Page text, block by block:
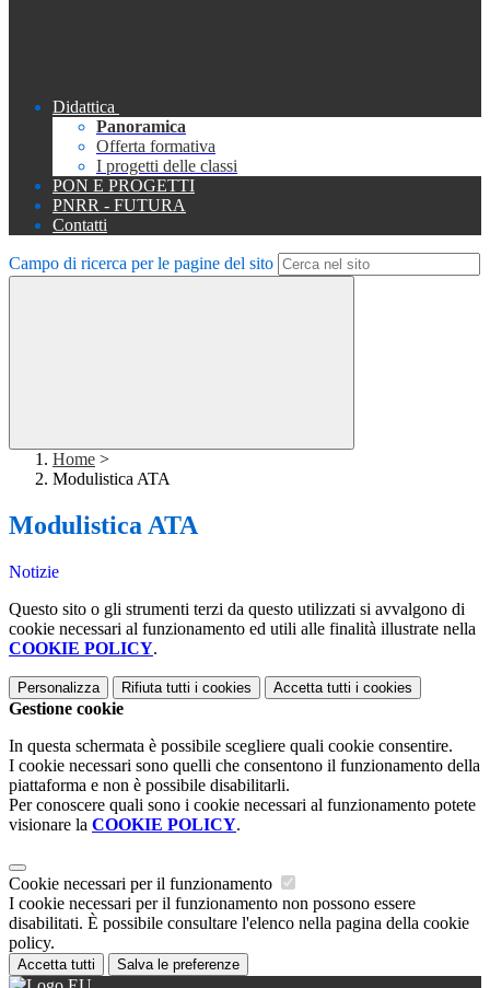
Didattica
Panoramica
Offerta formativa
I progetti delle classi
PON E PROGETTI
PNRR - FUTURA
Contatti
Campo di ricerca per le pagine del sito
Home >
Modulistica ATA
Modulistica ATA
Notizie
Questo sito o gli strumenti terzi da questo utilizzati si avvalgono di
cookie necessari al funzionamento ed utili alle finalità illustrate nella
COOKIE POLICY.
Personalizza Rifiuta tutti i cookies Accetta tutti i cookies
Gestione cookie
In questa schermata è possibile scegliere quali cookie consentire.
I cookie necessari sono quelli che consentono il funzionamento della
piattaforma e non è possibile disabilitarli.
Per conoscere quali sono i cookie necessari al funzionamento potete
visionare la COOKIE POLICY.
Cookie necessari per il funzionamento
I cookie necessari per il funzionamento non possono essere
disabilitati. È possibile consultare l'elenco nella pagina della cookie
policy.
Accetta tutti Salva le preferenze